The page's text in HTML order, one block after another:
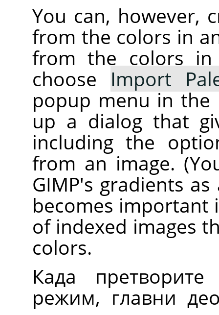
You can, however,
from the colors in
from the colors
choose Import
popup menu in the
up a dialog that
including the
from an image.
GIMP's gradients
becomes important
of indexed images
colors.
Када
режим, главни